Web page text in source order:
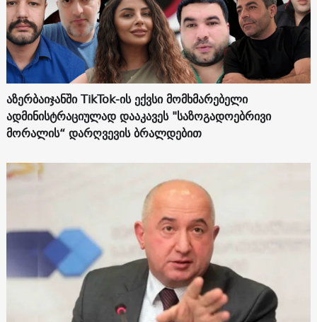
აზერბაიჯანში TikTok-ის ექვსი მომხმარებელი
ადმინისტრაციულად დააკავეს "საზოგადოებრივი
მორალის“ დარღვევის ბრალდებით